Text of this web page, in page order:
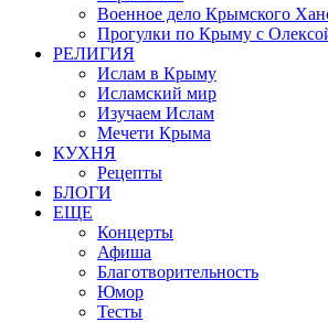
Военное дело Крымского
Прогулки по Крыму с
РЕЛИГИЯ
Ислам в Крыму
Исламский мир
Изучаем Ислам
Мечети Крыма
КУХНЯ
Рецепты
БЛОГИ
ЕЩЕ
Концерты
Афиша
Благотворительность
Юмор
Тесты